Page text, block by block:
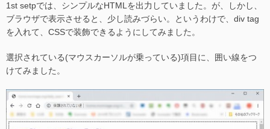
1st setpでは、シンプルなHTMLを出力していました。が、しかし、
ブラウザで表示させると、少し読みづらい。というわけで、div tag
を入れて、CSSで装飾できるようにしてみました。
選択されている(マウスカーソルが乗っている)項目に、囲い線をつ
けてみました。